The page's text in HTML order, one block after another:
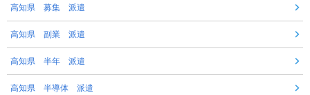
高知県 募集 派遣
高知県 副業 派遣
高知県 半年 派遣
高知県 半導体 派遣